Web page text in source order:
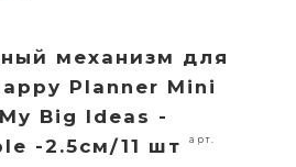
механизм для
Planner Mini
Big Ideas -
-2.5см/11 шт
арт.